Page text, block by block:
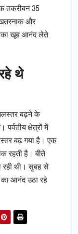
तकरीबन 35
और
खूब आनंद लेते
थे
बढ़ने के
पर्वतीय क्षेत्रों में
बढ़ गया है। एक
रहती है। बीते
रही थी। सुबह से
का आनंद उठा रहे